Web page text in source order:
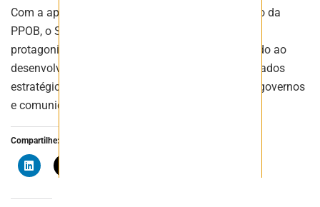
Com a apresentação do levantamento geoquímico da
PPOB, o Serviço Geológico do Brasil reforça seu
protagonismo na geração de conhecimento voltado ao
desenvolvimento sustentável, contribuindo com dados
estratégicos para orientar decisões de empresas, governos
e comunidades locais.
Compartilhe: